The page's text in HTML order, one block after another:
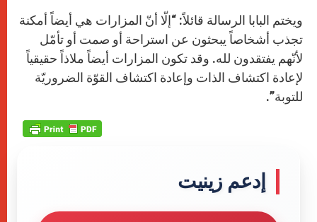
ويختم البابا الرسالة قائلاً: “إلّا أنّ المزارات هي أيضاً أمكنة
تجذب أشخاصاً يبحثون عن استراحة أو صمت أو تأمّل
لأنّهم يفتقدون لله. وقد تكون المزارات أيضاً ملاذاً حقيقياً
لإعادة اكتشاف الذات وإعادة اكتشاف القوّة الضروريّة
للتوبة”.
إدعم زينيت